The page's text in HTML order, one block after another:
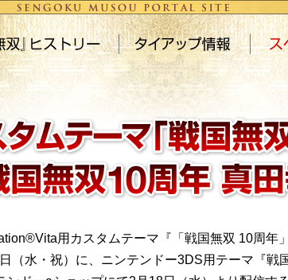
用カスタムテーマ『「戦国無双 10周年
（水・祝）に、ニンテンドー3DS用テーマ『戦